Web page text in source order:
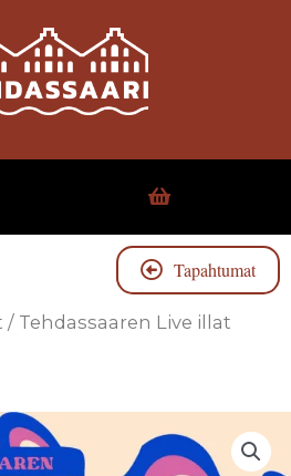
Tapahtumat
/ Tehdassaaren Live illat